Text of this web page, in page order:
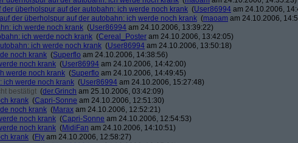
der überholspur auf der autobahn: ich werde noch krank (User86994 am 24.10.2006,
der überholspur auf der autobahn: ich werde noch krank (maoam am 24.10.2006,
ich werde noch krank (User86994 am 24.10.2006, 13:39:22)
ich werde noch krank (Cereal_Poster am 24.10.2006, 13:42:05)
ich werde noch krank (User86994 am 24.10.2006, 13:50:18)
noch krank (Superflo am 24.10.2006, 14:38:56)
noch krank (User86994 am 24.10.2006, 14:42:00)
werde noch krank (Superflo am 24.10.2006, 14:49:45)
ich werde noch krank (User86994 am 24.10.2006, 15:27:48)
bestätigt (der.Grinch am 25.10.2006, 03:42:09)
krank (Capri-Sonne am 24.10.2006, 12:51:30)
noch krank (Marax am 24.10.2006, 12:52:21)
noch krank (Capri-Sonne am 24.10.2006, 12:54:53)
noch krank (MidiFan am 24.10.2006, 14:10:51)
krank (Fly am 24.10.2006, 12:58:27)